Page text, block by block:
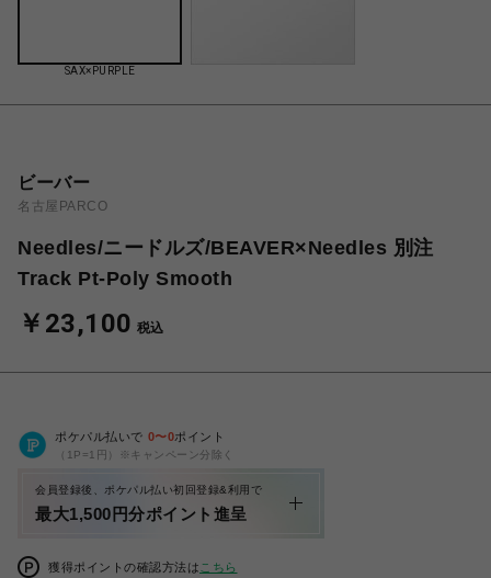
SAX×PURPLE
ビーバー
名古屋PARCO
Needles/ニードルズ/BEAVER×Needles 別注
Track Pt-Poly Smooth
￥23,100 税込
ポケパル払いで 0〜0ポイント
（1P=1円）※キャンペーン分除く
会員登録後、ポケパル払い初回登録&利用で
最大1,500円分ポイント進呈
獲得ポイントの確認方法は こちら